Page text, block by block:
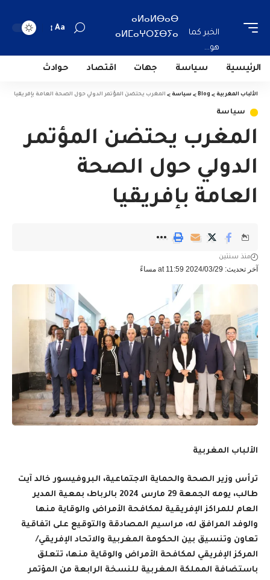
الخبر كما
هو...
ⴰⵍⴰⵍⴱⴰⴱ
ⴰⵍⵎⴰⵖⵔⵉⴱⵢⴰ
Aa
الرئيسية سياسة جهات اقتصاد حوادث
الألباب المغربية >
Blog
> سياسة > المغرب يحتضن المؤتمر الدولي حول الصحة العامة بإفريقيا
سياسة
المغرب يحتضن المؤتمر
الدولي حول الصحة
العامة بإفريقيا
آخر تحديث: 2024/03/29 at 11:59 مساءً
منذ سنتين
الألباب المغربية
ترأس وزير الصحة والحماية الاجتماعية، البروفيسور خالد آيت
طالب، يومه الجمعة 29 مارس 2024 بالرباط، بمعية المدير
العام للمراكز الإفريقية لمكافحة الأمراض والوقاية منها
والوفد المرافق له، مراسيم المصادقة والتوقيع على اتفاقية
تعاون وتنسيق بين الحكومة المغربية والاتحاد الإفريقي/
المركز الإفريقي لمكافحة الأمراض والوقاية منها، تتعلق
باستضافة المملكة المغربية للنسخة الرابعة من المؤتمر